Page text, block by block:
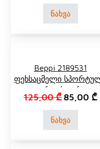
ნახვა
Beppi 2189531
Ფეხსაცმელი
Ვარდისფერი
125,00₾ Original
85,00 ₾
ნახვა